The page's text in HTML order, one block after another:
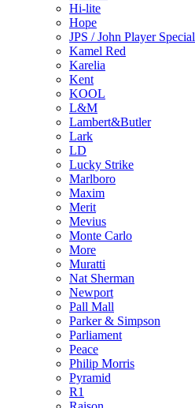
Hi-lite
Hope
JPS / John Player Special
Kamel Red
Karelia
Kent
KOOL
L&M
Lambert&Butler
Lark
LD
Lucky Strike
Marlboro
Maxim
Merit
Mevius
Monte Carlo
More
Muratti
Nat Sherman
Newport
Pall Mall
Parker & Simpson
Parliament
Peace
Philip Morris
Pyramid
R1